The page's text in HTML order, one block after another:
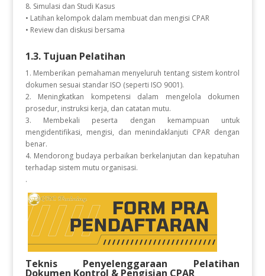
8. Simulasi dan Studi Kasus
• Latihan kelompok dalam membuat dan mengisi CPAR
• Review dan diskusi bersama
1.3. Tujuan Pelatihan
1. Memberikan pemahaman menyeluruh tentang sistem kontrol
dokumen sesuai standar ISO (seperti ISO 9001).
2. Meningkatkan kompetensi dalam mengelola dokumen
prosedur, instruksi kerja, dan catatan mutu.
3. Membekali peserta dengan kemampuan untuk
mengidentifikasi, mengisi, dan menindaklanjuti CPAR dengan
benar.
4. Mendorong budaya perbaikan berkelanjutan dan kepatuhan
terhadap sistem mutu organisasi.
.
Teknis Penyelenggaraan Pelatihan
Dokumen Kontrol & Pengisian CPAR